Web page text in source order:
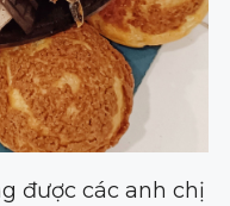
được các anh chị